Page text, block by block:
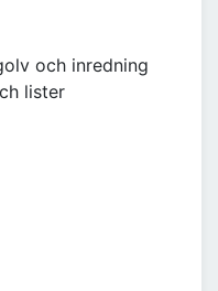
och inredning
lister